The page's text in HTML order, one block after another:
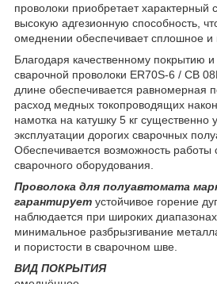
проволоки приобретает характерный
высокую адгезионную способность,
омеднении обеспечивает сплошное и
Благодаря качественному покрытию
сварочной проволоки ER70S-6 / СВ
длине обеспечивается равномерная
расход медных токопроводящих
намотка на катушку 5 кг существенно
эксплуатации дорогих сварочных
Обеспечивается возможность
сварочного оборудования.
Проволока для полуавтомата
гарантирует устойчивое горение
наблюдается при широких
минимальное разбрызгивание
и пористости в сварочном шве.
ВИД ПОКРЫТИЯ